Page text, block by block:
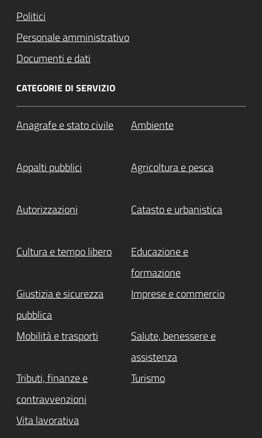
Politici
Personale amministrativo
Documenti e dati
CATEGORIE DI SERVIZIO
Anagrafe e stato civile Ambiente
Appalti pubblici Agricoltura e pesca
Autorizzazioni Catasto e urbanistica
Cultura e tempo libero
Educazione e
formazione
Giustizia e sicurezza
pubblica
Imprese e commercio
Mobilità e trasporti
Salute, benessere e
assistenza
Tributi, finanze e
contravvenzioni
Turismo
Vita lavorativa